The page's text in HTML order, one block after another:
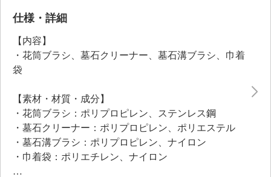
仕様・詳細
【内容】
・花筒ブラシ、墓石クリーナー、墓石溝ブラシ、巾着
袋
【素材・材質・成分】
・花筒ブラシ：ポリプロピレン、ステンレス鋼
・墓石クリーナー：ポリプロピレン、ポリエステル
・墓石溝ブラシ：ポリプロピレン、ナイロン
・巾着袋：ポリエチレン、ナイロン
【サイズ】